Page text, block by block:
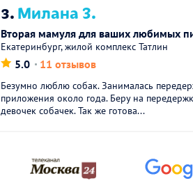
3.Милана З.
Вторая мамуля для ваших любимых
Екатеринбург, жилой комплекс Татлин
5.0 11 отзывов
Безумно люблю собак. Занималась
приложения около года. Беру на
девочек собачек. Так же готова...